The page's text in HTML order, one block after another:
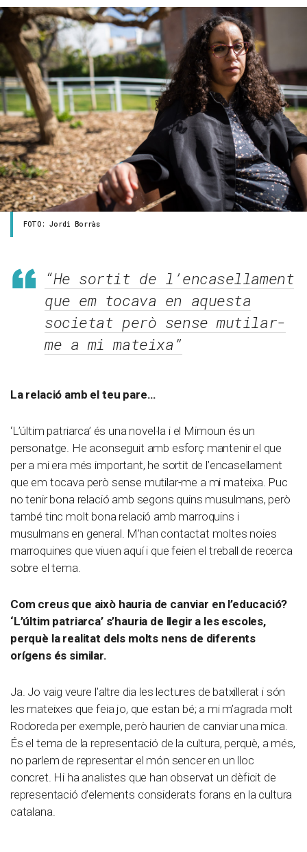
FOTO: Jordi Borràs
“He sortit de l’encasellament
que em tocava en aquesta
societat però sense mutilar-
me a mi mateixa”
La relació amb el teu pare…
‘L’últim patriarca’ és una novel·la i el Mimoun és un
personatge. He aconseguit amb esforç mantenir el que
per a mi era més important, he sortit de l’encasellament
que em tocava però sense mutilar-me a mi mateixa. Puc
no tenir bona relació amb segons quins musulmans, però
també tinc molt bona relació amb marroquins i
musulmans en general. M’han contactat moltes noies
marroquines que viuen aquí i que feien el treball de recerca
sobre el tema.
Com creus que això hauria de canviar en l’educació?
‘L’últim patriarca’ s’hauria de llegir a les escoles,
perquè la realitat dels molts nens de diferents
orígens és similar.
Ja. Jo vaig veure l’altre dia les lectures de batxillerat i són
les mateixes que feia jo, que estan bé; a mi m’agrada molt
Rodoreda per exemple, però haurien de canviar una mica.
És el tema de la representació de la cultura, perquè, a més,
no parlem de representar el món sencer en un lloc
concret. Hi ha analistes que han observat un dèficit de
representació d’elements considerats forans en la cultura
catalana.